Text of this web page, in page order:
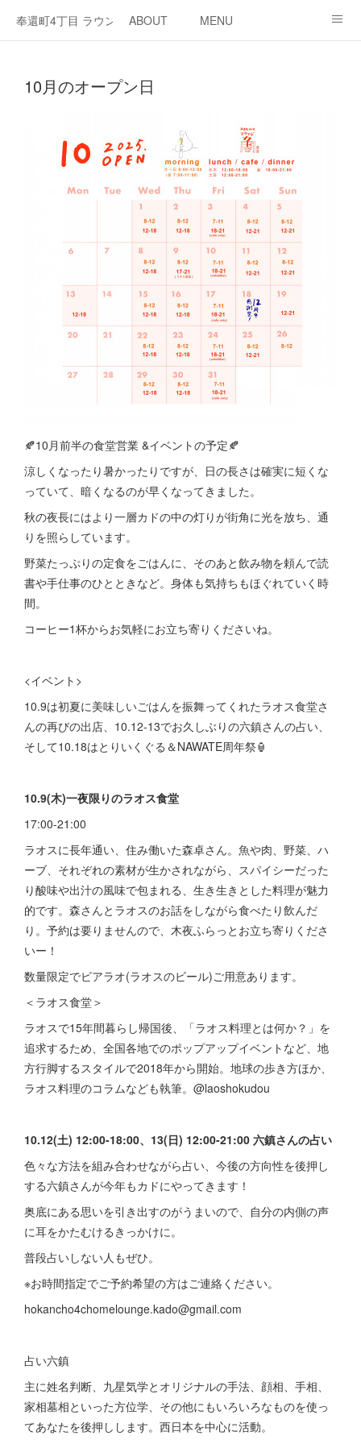
奉還町4丁目 ラウンジ・カド
ABOUT MENU
10月のオープン日
🍂10月前半の食堂営業 &イベントの予定🍂
涼しくなったり暑かったりですが、日の長さは確実に短くな
っていて、暗くなるのが早くなってきました。
秋の夜長にはより一層カドの中の灯りが街角に光を放ち、通
りを照らしています。
野菜たっぷりの定食をごはんに、そのあと飲み物を頼んで読
書や手仕事のひとときなど。身体も気持ちもほぐれていく時
間。
コーヒー1杯からお気軽にお立ち寄りくださいね。
<イベント>
10.9は初夏に美味しいごはんを振舞ってくれたラオス食堂さ
んの再びの出店、10.12-13でお久しぶりの六鎮さんの占い、
そして10.18はとりいくぐる＆NAWATE周年祭🏮
10.9(木)一夜限りのラオス食堂
17:00-21:00
ラオスに長年通い、住み働いた森卓さん。魚や肉、野菜、ハ
ーブ、それぞれの素材が生かされながら、スパイシーだった
り酸味や出汁の風味で包まれる、生き生きとした料理が魅力
的です。森さんとラオスのお話をしながら食べたり飲んだ
り。予約は要りませんので、木夜ふらっとお立ち寄りくださ
いー！
数量限定でビアラオ(ラオスのビール)ご用意あります。
＜ラオス食堂＞
ラオスで15年間暮らし帰国後、「ラオス料理とは何か？」を
追求するため、全国各地でのポップアップイベントなど、地
方行脚するスタイルで2018年から開始。地球の歩き方ほか、
ラオス料理のコラムなども執筆。@laoshokudou
10.12(土) 12:00-18:00、13(日) 12:00-21:00 六鎮さんの占い
色々な方法を組み合わせながら占い、今後の方向性を後押し
する六鎮さんが今年もカドにやってきます！
奥底にある思いを引き出すのがうまいので、自分の内側の声
に耳をかたむけるきっかけに。
普段占いしない人もぜひ。
※お時間指定でご予約希望の方はご連絡ください。
hokancho4chomelounge.kado@gmail.com
占い六鎮
主に姓名判断、九星気学とオリジナルの手法、顔相、手相、
家相墓相といった方位学、その他にもいろいろなものを使っ
てあなたを後押しします。西日本を中心に活動。